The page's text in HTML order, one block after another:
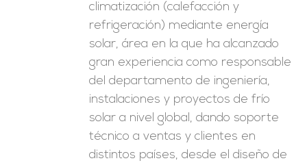
climatización (calefacción y
refrigeración) mediante energía
solar, área en la que ha alcanzado
gran experiencia como responsable
del departamento de ingeniería,
instalaciones y proyectos de frío
solar a nivel global, dando soporte
técnico a ventas y clientes en
distintos países, desde el diseño de